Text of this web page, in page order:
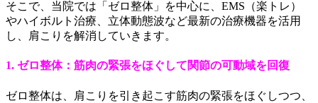
そこで、当院では「ゼロ整体」を中心に、EMS（楽トレ）
やハイボルト治療、立体動態波など最新の治療機器を活用
し、肩こりを解消していきます。
1. ゼロ整体：筋肉の緊張をほぐして関節の可動域を回復
ゼロ整体は、肩こりを引き起こす筋肉の緊張をほぐしつつ、